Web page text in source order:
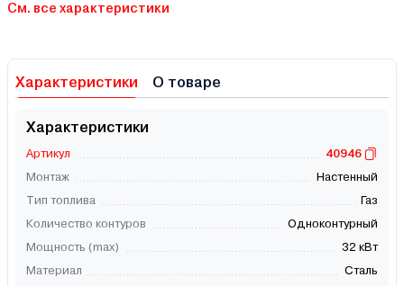
См. все характеристики
Характеристики О товаре
Характеристики
Артикул
40946
Монтаж
Настенный
Тип топлива
Газ
Количество контуров
Одноконтурный
Мощность (max)
32 кВт
Материал
Сталь